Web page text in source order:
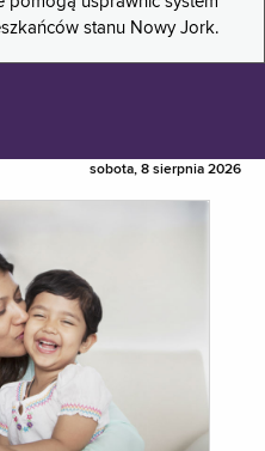
stanu Nowy Jork.
sobota, 8 sierpnia 2026